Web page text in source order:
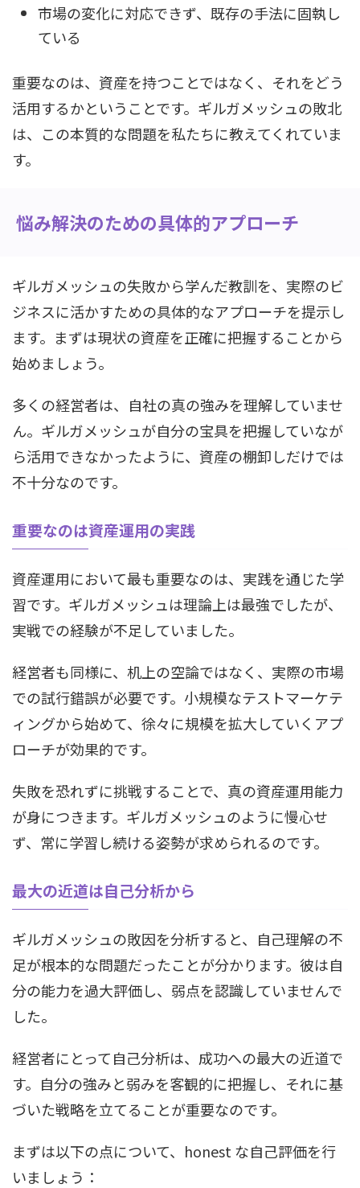
市場の変化に対応できず、既存の手法に固執し
ている
重要なのは、資産を持つことではなく、それをどう
活用するかということです。ギルガメッシュの敗北
は、この本質的な問題を私たちに教えてくれていま
す。
悩み解決のための具体的アプローチ
ギルガメッシュの失敗から学んだ教訓を、実際のビ
ジネスに活かすための具体的なアプローチを提示し
ます。まずは現状の資産を正確に把握することから
始めましょう。
多くの経営者は、自社の真の強みを理解していませ
ん。ギルガメッシュが自分の宝具を把握していなが
ら活用できなかったように、資産の棚卸しだけでは
不十分なのです。
重要なのは資産運用の実践
資産運用において最も重要なのは、実践を通じた学
習です。ギルガメッシュは理論上は最強でしたが、
実戦での経験が不足していました。
経営者も同様に、机上の空論ではなく、実際の市場
での試行錯誤が必要です。小規模なテストマーケテ
ィングから始めて、徐々に規模を拡大していくアプ
ローチが効果的です。
失敗を恐れずに挑戦することで、真の資産運用能力
が身につきます。ギルガメッシュのように慢心せ
ず、常に学習し続ける姿勢が求められるのです。
最大の近道は自己分析から
ギルガメッシュの敗因を分析すると、自己理解の不
足が根本的な問題だったことが分かります。彼は自
分の能力を過大評価し、弱点を認識していませんで
した。
経営者にとって自己分析は、成功への最大の近道で
す。自分の強みと弱みを客観的に把握し、それに基
づいた戦略を立てることが重要なのです。
まずは以下の点について、honest な自己評価を行
いましょう：